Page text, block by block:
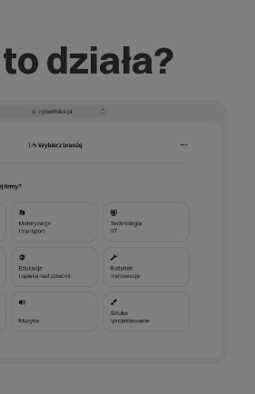
działa?